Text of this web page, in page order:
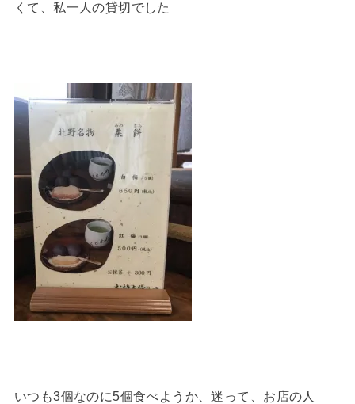
くて、私一人の貸切でした
いつも3個なのに5個食べようか、迷って、お店の人